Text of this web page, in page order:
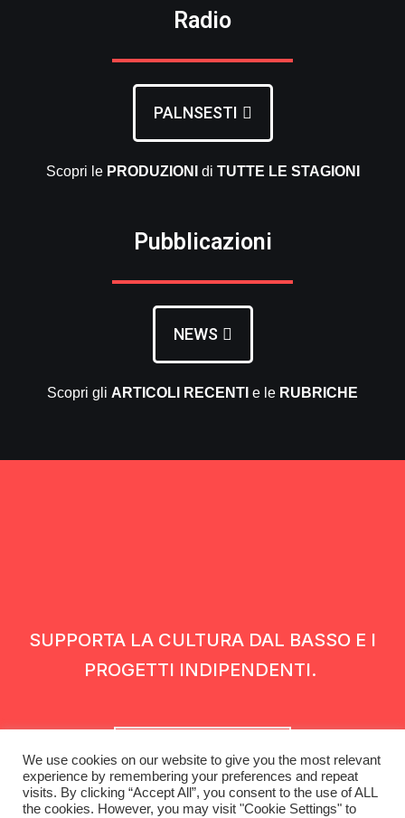
Radio
PALNSESTI
Scopri le PRODUZIONI di TUTTE LE STAGIONI
Pubblicazioni
NEWS
Scopri gli ARTICOLI RECENTI e le RUBRICHE
SUPPORTA LA CULTURA DAL BASSO E I
PROGETTI INDIPENDENTI.
We use cookies on our website to give you the most relevant
experience by remembering your preferences and repeat
visits. By clicking “Accept All”, you consent to the use of ALL
the cookies. However, you may visit "Cookie Settings" to